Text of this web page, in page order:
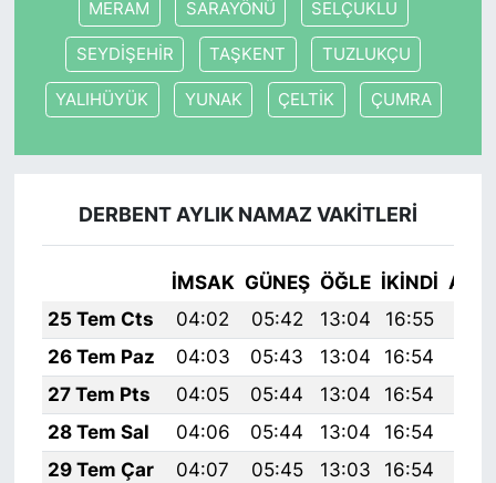
MERAM SARAYÖNÜ SELÇUKLU
SEYDİŞEHİR TAŞKENT TUZLUKÇU
YALIHÜYÜK YUNAK ÇELTİK ÇUMRA
DERBENT AYLIK NAMAZ VAKITLERI
İMSAK GÜNEŞ ÖĞLE İKINDI
25 Tem Cts
04:02 05:42 13:04 16:55
26 Tem Paz
04:03 05:43 13:04 16:54
27 Tem Pts
04:05 05:44 13:04 16:54
28 Tem Sal
04:06 05:44 13:04 16:54
29 Tem Çar
04:07 05:45 13:03 16:54